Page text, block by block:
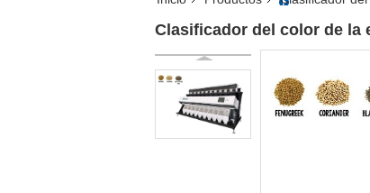
Clasificador del color de la